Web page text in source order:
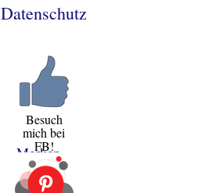
Datenschutz
Besuch
mich bei
FB!
Merken